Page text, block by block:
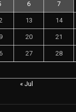
6 7
13 14
20 21
27 28
« Jul